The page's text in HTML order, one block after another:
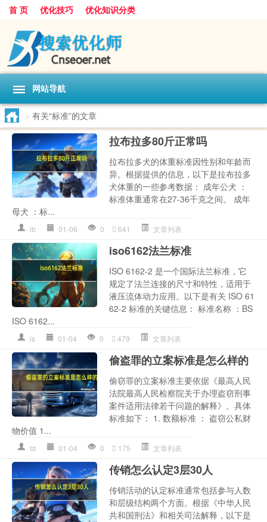
首 页 优化技巧 优化知识分类
网站导航
> 有关“标准”的文章
拉布拉多80斤正常吗
拉布拉多犬的体重标准因性别和年龄而
异。根据提供的信息，以下是拉布拉多
犬体重的一些参考数据： 成年公犬 ：
标准体重通常在27-36千克之间。 成年
母犬 ：标...
lb 01-06 0 641 文章列表
iso6162法兰标准
ISO 6162-2 是一个国际法兰标准，它
规定了法兰连接的尺寸和特性，适用于
液压流体动力应用。以下是有关 ISO 61
62-2 标准的关键信息： 标准名称 ：BS
ISO 6162...
is 01-04 0 479 文章列表
偷盗罪的立案标准是怎么样的
偷窃罪的立案标准主要依据《最高人民
法院最高人民检察院关于办理盗窃刑事
案件适用法律若干问题的解释》。具体
标准如下： 1. 数额标准 ： 盗窃公私财
物价值 1...
td 01-04 0 175 文章列表
传销怎么认定3层30人
传销活动的认定标准通常包括参与人数
和层级结构两个方面。根据《中华人民
共和国刑法》和相关司法解释，以下是